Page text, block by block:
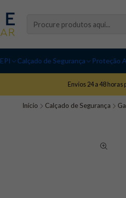
EPI Calçado de Segurança Proteção
Envios 24 a 48
Início Calçado de Segurança